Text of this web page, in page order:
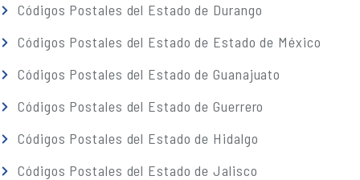
Códigos Postales del Estado de Durango
Códigos Postales del Estado de Estado de México
Códigos Postales del Estado de Guanajuato
Códigos Postales del Estado de Guerrero
Códigos Postales del Estado de Hidalgo
Códigos Postales del Estado de Jalisco